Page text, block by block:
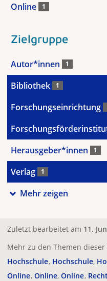
Online 1
Zielgruppe
Autor*innen 1
Bibliothek 1
Forschungseinrichtung
Herausgeber*innen 1
Verlag 1
Mehr zeigen
Zuletzt bearbeitet am 11.
Mehr zu den Themen dieser
Hochschule Hochschule
Online Online Online